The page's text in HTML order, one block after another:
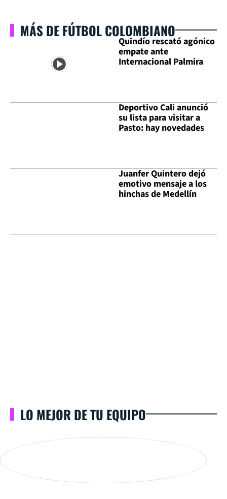
MÁS DE FÚTBOL COLOMBIANO
Quindío rescató agónico
empate ante
Internacional Palmira
Deportivo Cali anunció
su lista para visitar a
Pasto: hay novedades
Juanfer Quintero dejó
emotivo mensaje a los
hinchas de Medellín
LO MEJOR DE TU EQUIPO